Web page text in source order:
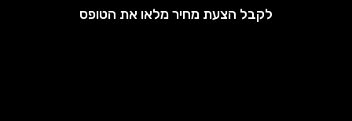
לקבל הצעת מחיר מלאו את הטופס